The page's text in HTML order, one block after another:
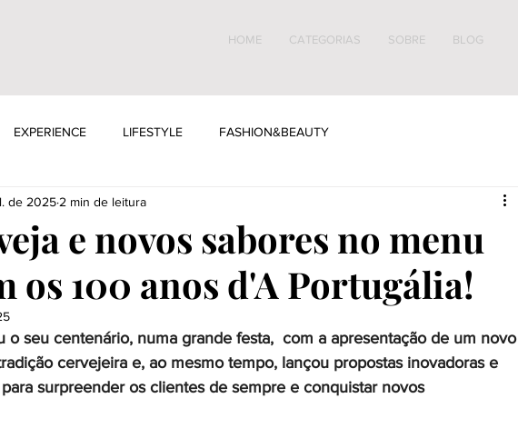
HOME CATEGORIAS SOBRE BLOG
EXPERIENCE LIFESTYLE FASHION&BEAUTY
e novos sabores no menu
os 100 anos d'A Portugália!
de 2025 2 min de leitura
o seu centenário, numa grande festa,  com a apresentação de um novo
cervejeira e, ao mesmo tempo, lançou propostas inovadoras e
surpreender os clientes de sempre e conquistar novos